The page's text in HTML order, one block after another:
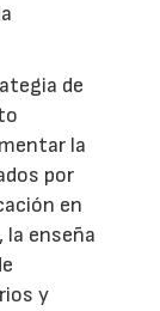
de
la
por
en
enseña
y